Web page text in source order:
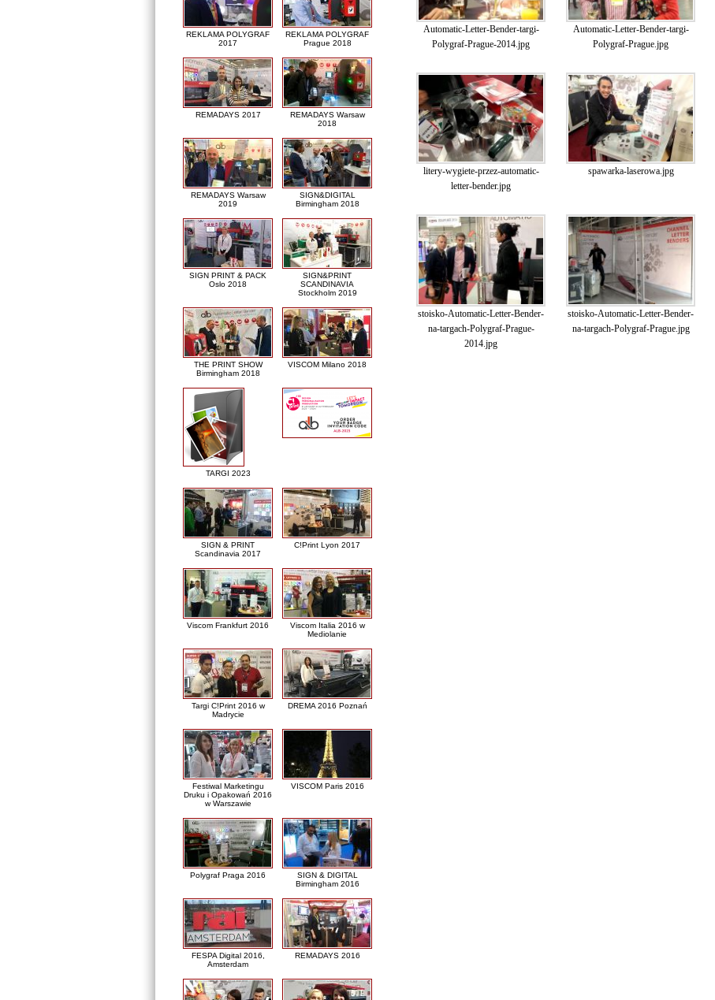
REKLAMA POLYGRAF
2017
REKLAMA POLYGRAF
Prague 2018
REMADAYS 2017
REMADAYS Warsaw
2018
REMADAYS Warsaw
2019
SIGN&DIGITAL
Birmingham 2018
SIGN PRINT & PACK
Oslo 2018
SIGN&PRINT
SCANDINAVIA
Stockholm 2019
THE PRINT SHOW
Birmingham 2018
VISCOM Milano 2018
TARGI 2023
SIGN & PRINT
Scandinavia 2017
C!Print Lyon 2017
Viscom Frankfurt 2016
Viscom Italia 2016 w
Mediolanie
Targi C!Print 2016 w
Madrycie
DREMA 2016 Poznań
Festiwal Marketingu
Druku i Opakowań 2016
w Warszawie
VISCOM Paris 2016
Polygraf Praga 2016
SIGN & DIGITAL
Birmingham 2016
FESPA Digital 2016,
Amsterdam
REMADAYS 2016
Automatic-Letter-Bender-targi-
Polygraf-Prague-2014.jpg
Automatic-Letter-Bender-targi-
Polygraf-Prague.jpg
litery-wygiete-przez-automatic-
letter-bender.jpg
spawarka-laserowa.jpg
stoisko-Automatic-Letter-Bender-
na-targach-Polygraf-Prague-
2014.jpg
stoisko-Automatic-Letter-Bender-
na-targach-Polygraf-Prague.jpg